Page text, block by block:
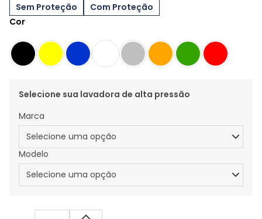
Sem Proteção
Com Proteção
Cor
Selecione sua lavadora de alta pressão
Marca
Modelo